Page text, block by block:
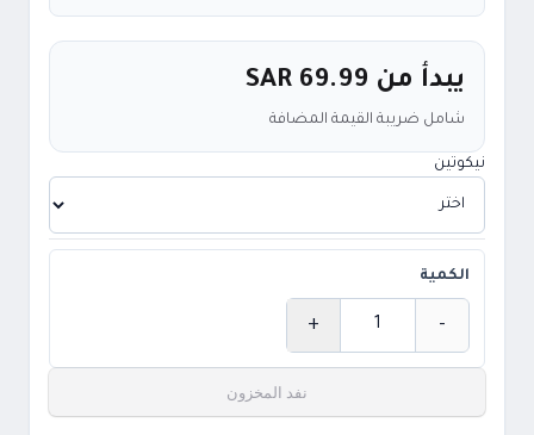
يبدأ من SAR 69.99
شامل ضريبة القيمة المضافة
نيكوتين
الكمية
-
+
نفد المخزون